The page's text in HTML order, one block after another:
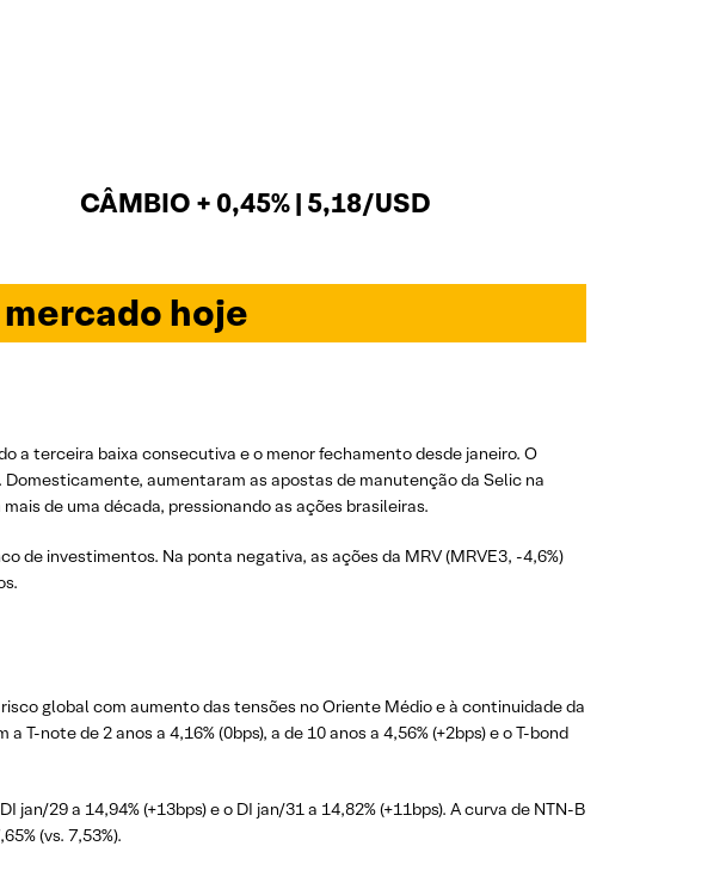
CÂMBIO + 0,45% | 5,18/USD
hoje
a terceira baixa consecutiva e o menor fechamento desde janeiro. O
aumentaram as apostas de manutenção da Selic na
de uma década, pressionando as ações brasileiras.
de investimentos. Na ponta negativa, as ações da MRV (MRVE3, -4,6%)
global com aumento das tensões no Oriente Médio e à continuidade da
a T-note de 2 anos a 4,16% (0bps), a de 10 anos a 4,56% (+2bps) e o T-bond
29 a 14,94% (+13bps) e o DI jan/31 a 14,82% (+11bps). A curva de NTN-B
(vs. 7,53%).